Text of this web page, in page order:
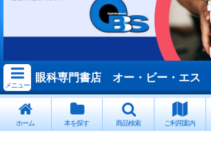
メニュー
眼科専門書店 オー・ビー・エ
ホーム 本を探す 商品検索 ご利用案内